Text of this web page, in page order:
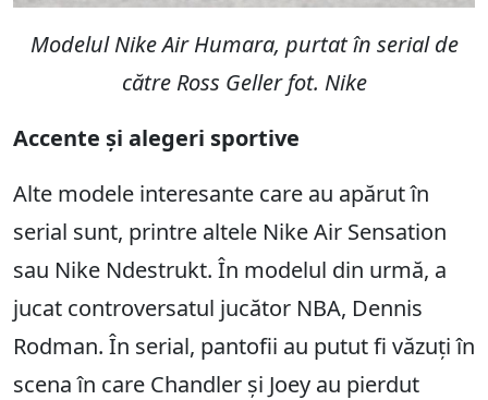
Modelul Nike Air Humara, purtat în serial de
către Ross Geller fot. Nike
Accente și alegeri sportive
Alte modele interesante care au apărut în
serial sunt, printre altele Nike Air Sensation
sau Nike Ndestrukt. În modelul din urmă, a
jucat controversatul jucător NBA, Dennis
Rodman. În serial, pantofii au putut fi văzuți în
scena în care Chandler și Joey au pierdut